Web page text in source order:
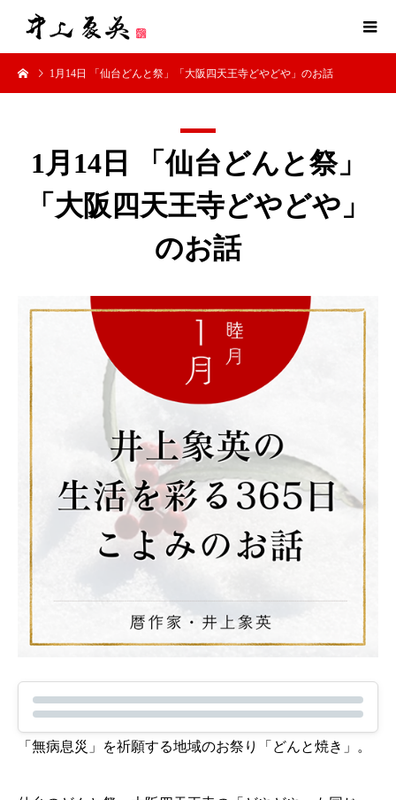
1月14日 「仙台どんと祭」「大阪四天王寺どやどや」のお話
1月14日 「仙台どんと祭」
「大阪四天王寺どやどや」
のお話
「無病息災」を祈願する地域のお祭り「どんと焼き」。